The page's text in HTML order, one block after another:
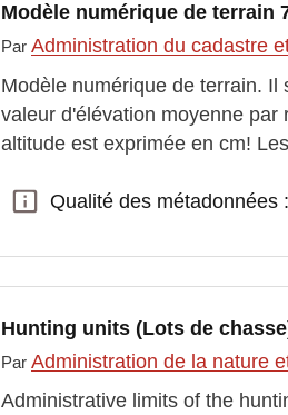
Modèle numérique de terrain
Par Administration du cadastre
Modèle numérique de terrain.
valeur d'élévation moyenne
altitude est exprimée en cm!
Qualité des métadonnées :
Qualité des métadonnées :
Hunting units (Lots de
Par Administration de la nature
Administrative limits of the